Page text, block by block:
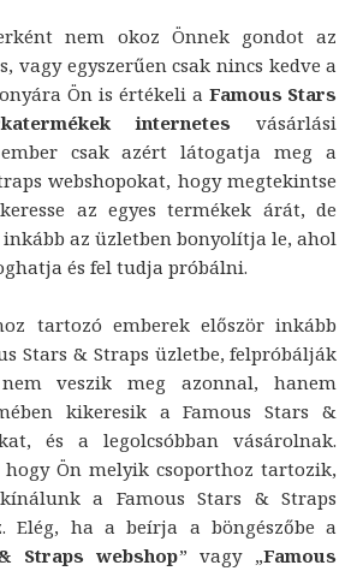
nem okoz Önnek gondot az
vagy egyszerűen csak nincs kedve a
Ön is értékeli a Famous Stars
internetes vásárlási
ember csak azért látogatja meg a
webshopokat, hogy megtekintse
az egyes termékek árát, de
az üzletben bonyolítja le, ahol
és fel tudja próbálni.
tartozó emberek először inkább
Stars & Straps üzletbe, felpróbálják
veszik meg azonnal, hanem
kikeresik a Famous Stars &
és a legolcsóbban vásárolnak.
Ön melyik csoporthoz tartozik,
a Famous Stars & Straps
Elég, ha a beírja a böngészőbe a
Straps webshop” vagy „Famous